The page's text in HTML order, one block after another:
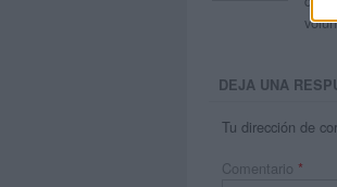
DEJA UNA
Tu dirección de
Comentario *